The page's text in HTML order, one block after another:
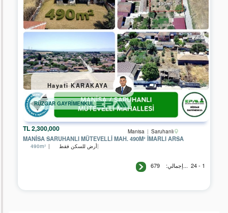
2,300,000 TL Manisa Saruhanlı
MANISA SARUHANLI MÜTEVELLI MAH. 490M² İMARLI ARSA
أرض للسكن فقط 490m²
RÜZGAR GAYRİMENKUL
Hayati KARAKAYA
1 - 24 ...إجمالي: 679